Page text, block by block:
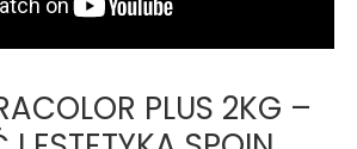
PLUS 2KG –